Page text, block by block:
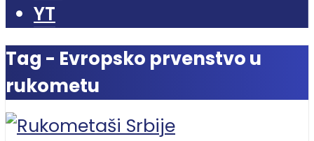
YT
Tag - Evropsko prvenstvo u
rukometu